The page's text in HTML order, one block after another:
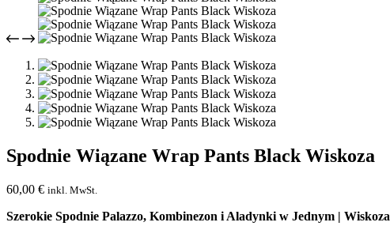
Spodnie Wiązane Wrap Pants Black Wiskoza
60,00 € inkl. MwSt.
Szerokie Spodnie Palazzo, Kombinezon i Aladynki w Jednym | Wiskoza